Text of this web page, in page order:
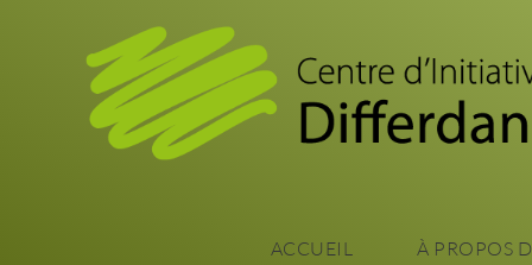
ACCUEIL À PROPOS